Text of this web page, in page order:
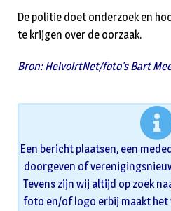
De politie doet onderzoek en
te krijgen over de oorzaak.
Bron: HelvoirtNet/foto’s Bart
Een bericht plaatsen, een
doorgeven of
Tevens zijn wij altijd op zoek
foto en/of logo erbij maakt het